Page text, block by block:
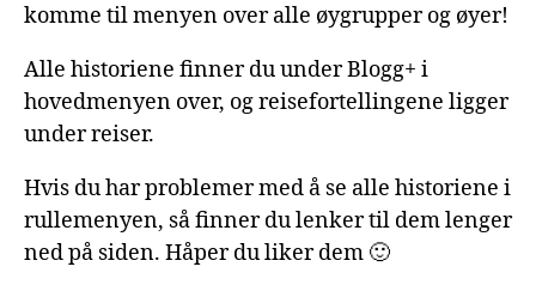
komme til menyen over alle øygrupper og øyer!
Alle historiene finner du under Blogg+ i
hovedmenyen over, og reisefortellingene ligger
under reiser.
Hvis du har problemer med å se alle historiene i
rullemenyen, så finner du lenker til dem lenger
ned på siden. Håper du liker dem 🙂